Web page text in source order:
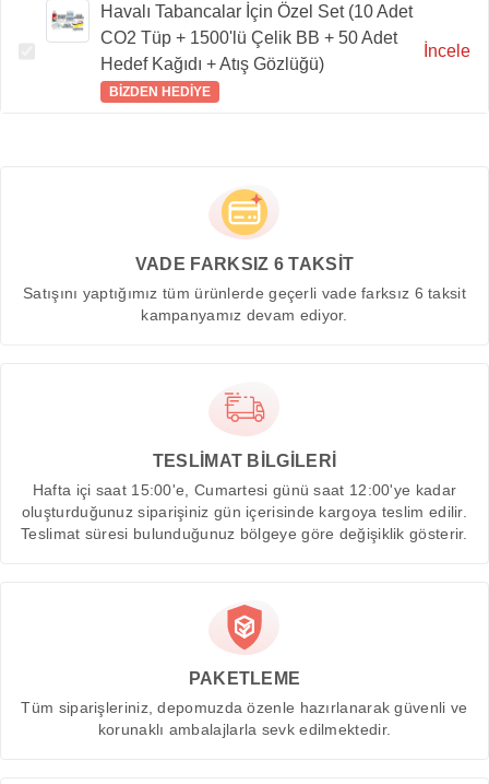
Havalı Tabancalar İçin Özel Set (10 Adet
CO2 Tüp + 1500'lü Çelik BB + 50 Adet
Hedef Kağıdı + Atış Gözlüğü)
BİZDEN HEDİYE
İncele
VADE FARKSIZ 6 TAKSİT
Satışını yaptığımız tüm ürünlerde geçerli vade farksız 6 taksit
kampanyamız devam ediyor.
TESLİMAT BİLGİLERİ
Hafta içi saat 15:00'e, Cumartesi günü saat 12:00'ye kadar
oluşturduğunuz siparişiniz gün içerisinde kargoya teslim edilir.
Teslimat süresi bulunduğunuz bölgeye göre değişiklik gösterir.
PAKETLEME
Tüm siparişleriniz, depomuzda özenle hazırlanarak güvenli ve
korunaklı ambalajlarla sevk edilmektedir.